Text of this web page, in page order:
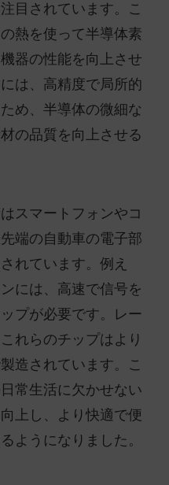
目されています。こ
熱を使って半導体素
器の性能を向上させ
は、高精度で局所的
め、半導体の微細な
の品質を向上させる
スマートフォンやコ
端の自動車の電子部
れています。例え
には、高速で信号を
プが必要です。レー
れらのチップはより
造されています。こ
常生活に欠かせない
上し、より快適で便
ようになりました。